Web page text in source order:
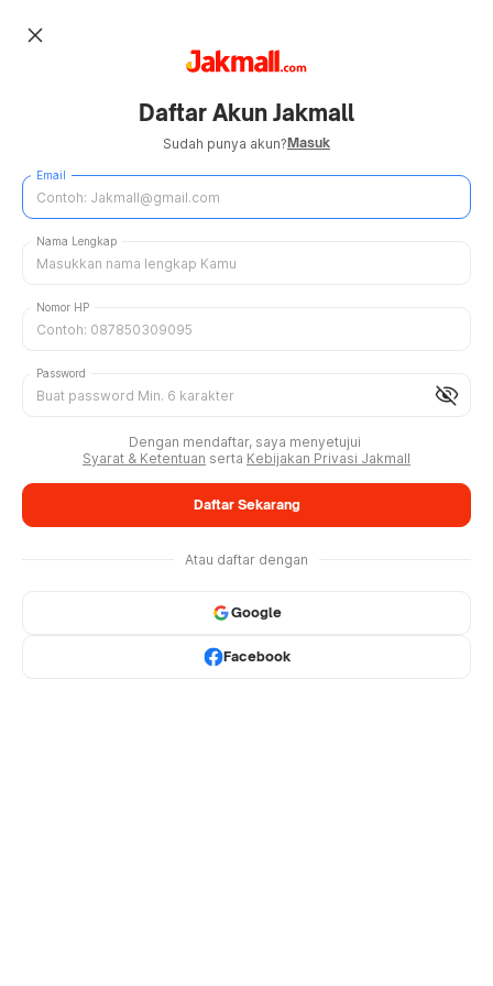
close
Daftar Akun Jakmall
Sudah punya akun?Masuk
Email
Nama Lengkap
Nomor HP
visibility_off
Password
Dengan mendaftar, saya menyetujui
Syarat & Ketentuan serta Kebijakan Privasi Jakmall
Daftar Sekarang
Atau daftar dengan
Google
Facebook